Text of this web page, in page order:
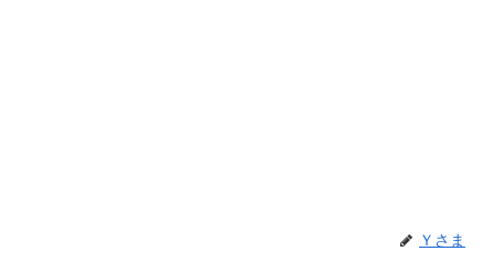
Ｙさま